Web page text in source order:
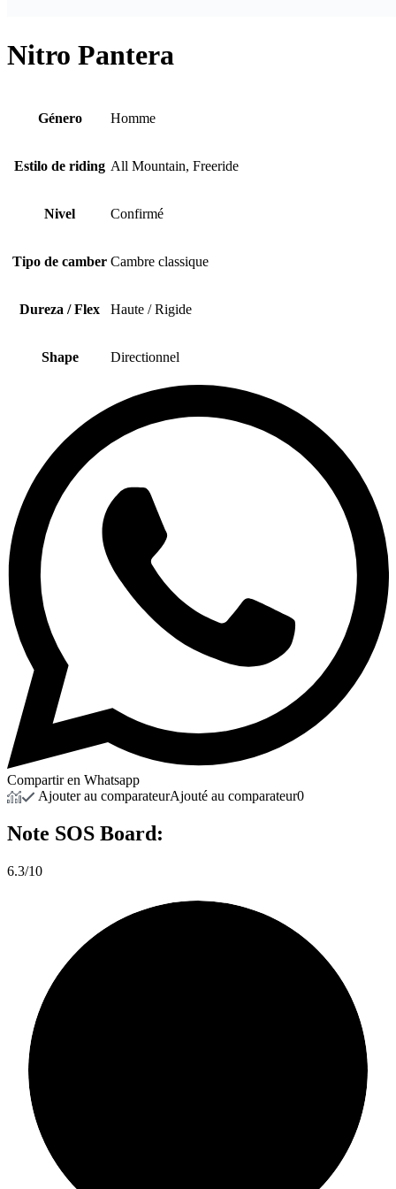
Nitro Pantera
Género Homme
Estilo de riding All Mountain, Freeride
Nivel Confirmé
Tipo de camber Cambre classique
Dureza / Flex Haute / Rigide
Shape Directionnel
Compartir en Whatsapp
Ajouter au comparateurAjouté au comparateur0
Note SOS Board:
6.3/10